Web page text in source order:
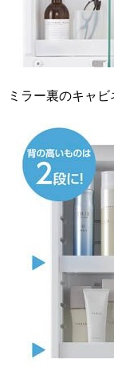
ミラー裏のキャ